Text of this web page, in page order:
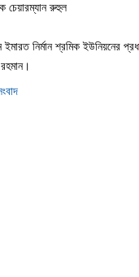
চেয়ারম্যান রুহুল
নির্মান শ্রমিক ইউনিয়নের